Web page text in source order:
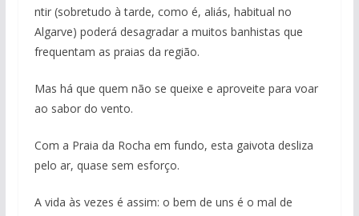
ntir (sobretudo à tarde, como é, aliás, habitual no
Algarve) poderá desagradar a muitos banhistas que
frequentam as praias da região.
Mas há que quem não se queixe e aproveite para voar
ao sabor do vento.
Com a Praia da Rocha em fundo, esta gaivota desliza
pelo ar, quase sem esforço.
A vida às vezes é assim: o bem de uns é o mal de